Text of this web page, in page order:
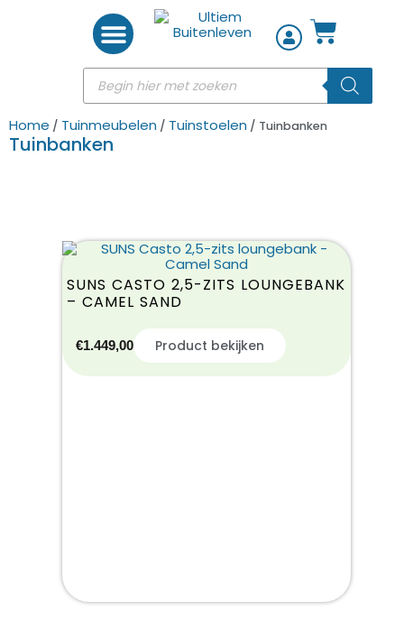
Home / Tuinmeubelen / Tuinstoelen / Tuinbanken
Tuinbanken
SUNS CASTO 2,5-ZITS LOUNGEBANK
– CAMEL SAND
€1.449,00 Product bekijken